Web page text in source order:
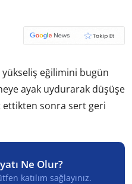
eğilimini bugün
ayak uydurarak düşüşe
ettikten sonra sert geri
Ne Olur?
katılım sağlayınız.